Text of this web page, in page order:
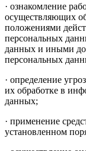
· ознакомление
осуществляющих
положениями
персональных
данных и иными
персональных
· определение
их обработке в
данных;
· применение
установленном